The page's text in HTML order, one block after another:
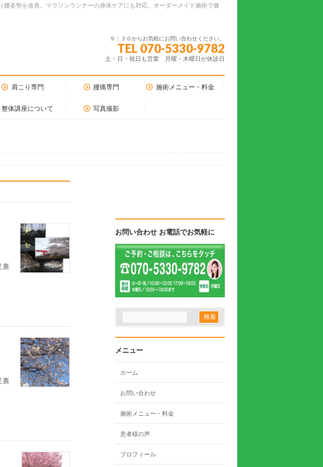
姿勢を改善。マラソンランナーの身体ケアにも対応。オーダーメイド施術で健
９：３０からお気軽にお問い合わせください。
TEL 070-5330-9782
土・日・祝日も営業 月曜・木曜日が休診日
肩こり専門 腰痛専門 施術メニュー・料金
整体講座について 写真撮影
裏
裏
お問い合わせ お電話でお気軽に
メニュー
ホーム
お問い合わせ
施術メニュー・料金
患者様の声
プロフィール